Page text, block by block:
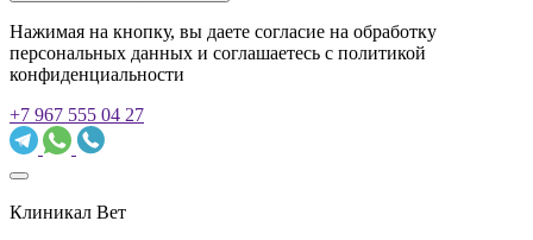
Нажимая на кнопку, вы даете согласие на обработку
персональных данных и соглашаетесь c политикой
конфиденциальности
+7 967 555 04 27
Клиникал Вет